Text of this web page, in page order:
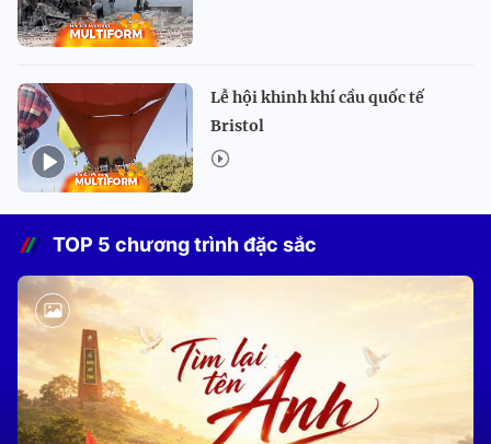
Lễ hội khinh khí cầu quốc tế
Bristol
TOP 5 chương trình đặc sắc